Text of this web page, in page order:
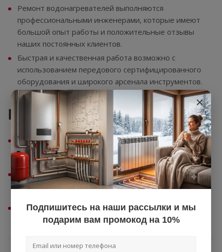
Ремонт водонагревателей выполняются
профессиональными инженерами, которые имеют
большой опыт работы и положительные отзывы
наших постоянных клиентов.
Быстрая и качественная работа возможно с
использованием передового сертифицированного
оборудования и широкого арсенала инструментов.
Как заказать услугу?
Заявку на ремонт Вы можете отправить на e-mail:
fsa@prootoplenie.ru
Заявку на ремонт Вы можете оставить по телефону:
+7 (473) 293-67-72.
Обратный звонок Вы можете заказать на нашем
×
Подпишитесь на наши рассылки и мы
подарим вам промокод на 10%